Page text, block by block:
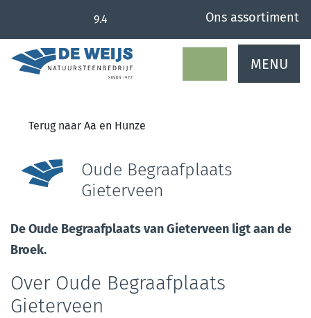
9.4 Ons assortiment
MENU
Terug naar Aa en Hunze
Oude Begraafplaats
Gieterveen
De Oude Begraafplaats van Gieterveen ligt aan de
Broek.
Over Oude Begraafplaats
Gieterveen